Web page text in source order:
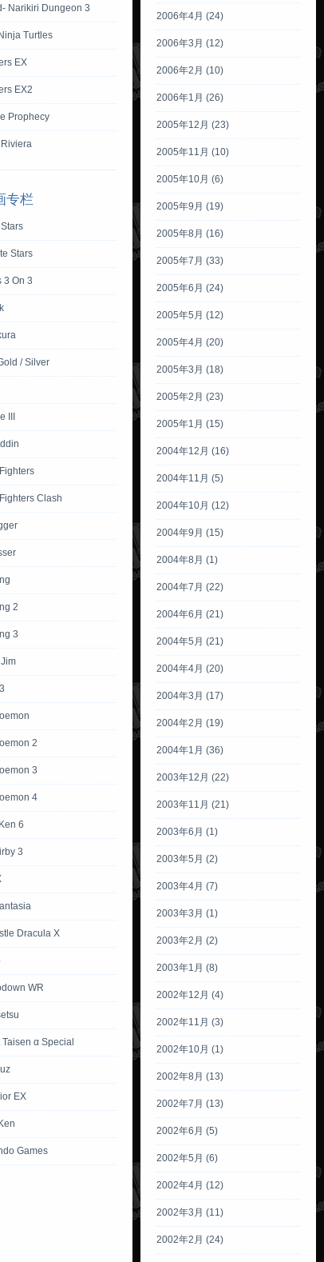
Narikiri Dungeon 3
Turtles
EX
EX2
Prophecy
专栏
Stars
3 On 3
/ Silver
III
Clash
2
3
2
3
4
6
3
Dracula X
WR
α Special
EX
Games
2006年4月 (24)
2006年3月 (12)
2006年2月 (10)
2006年1月 (26)
2005年12月 (23)
2005年11月 (10)
2005年10月 (6)
2005年9月 (19)
2005年8月 (16)
2005年7月 (33)
2005年6月 (24)
2005年5月 (12)
2005年4月 (20)
2005年3月 (18)
2005年2月 (23)
2005年1月 (15)
2004年12月 (16)
2004年11月 (5)
2004年10月 (12)
2004年9月 (15)
2004年8月 (1)
2004年7月 (22)
2004年6月 (21)
2004年5月 (21)
2004年4月 (20)
2004年3月 (17)
2004年2月 (19)
2004年1月 (36)
2003年12月 (22)
2003年11月 (21)
2003年6月 (1)
2003年5月 (2)
2003年4月 (7)
2003年3月 (1)
2003年2月 (2)
2003年1月 (8)
2002年12月 (4)
2002年11月 (3)
2002年10月 (1)
2002年8月 (13)
2002年7月 (13)
2002年6月 (5)
2002年5月 (6)
2002年4月 (12)
2002年3月 (11)
2002年2月 (24)